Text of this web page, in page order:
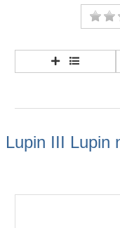
Lupin III Lupin